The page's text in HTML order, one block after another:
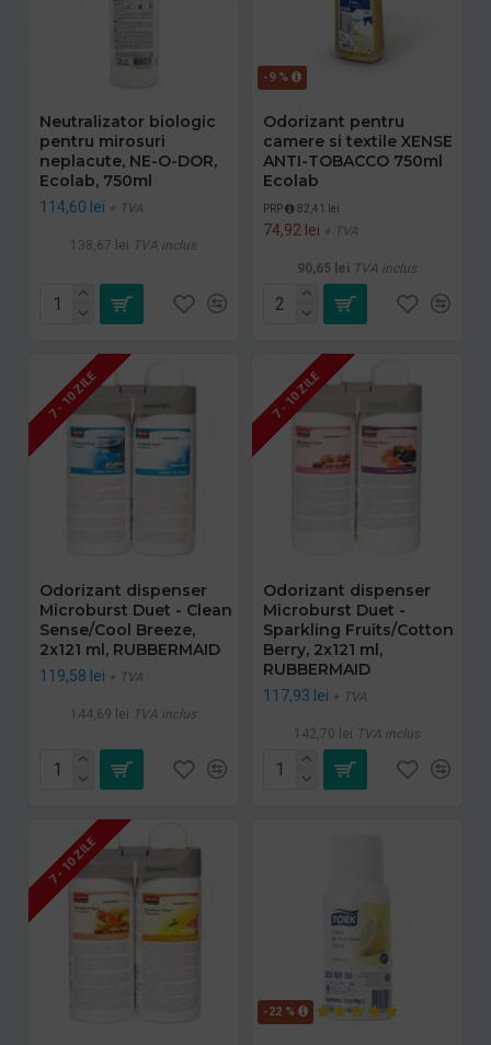
Neutralizator biologic
pentru mirosuri
neplacute, NE-O-DOR,
Ecolab, 750ml
114,60 lei + TVA
138,67 lei TVA inclus
-9 %
Odorizant pentru
camere si textile XENSE
ANTI-TOBACCO 750ml
Ecolab
PRP 82,41 lei
74,92 lei + TVA
90,65 lei TVA inclus
7 - 10 ZILE
Odorizant dispenser
Microburst Duet - Clean
Sense/Cool Breeze,
2x121 ml, RUBBERMAID
119,58 lei + TVA
144,69 lei TVA inclus
7 - 10 ZILE
Odorizant dispenser
Microburst Duet -
Sparkling Fruits/Cotton
Berry, 2x121 ml,
RUBBERMAID
117,93 lei + TVA
142,70 lei TVA inclus
7 - 10 ZILE
-22 %